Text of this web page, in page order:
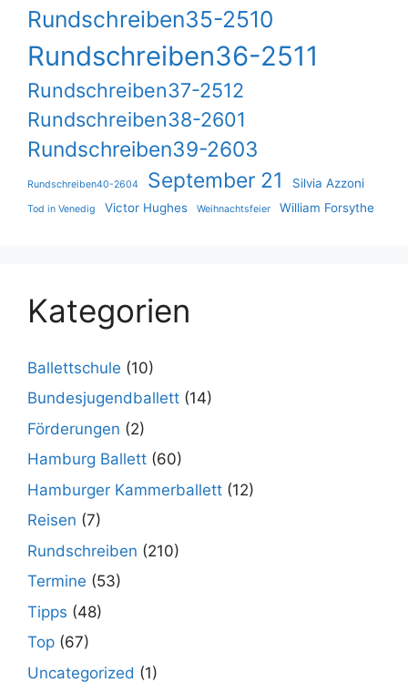
Rundschreiben35-2510
Rundschreiben36-2511
Rundschreiben37-2512
Rundschreiben38-2601
Rundschreiben39-2603
Rundschreiben40-2604 September 21 Silvia Azzoni
Tod in Venedig Victor Hughes Weihnachtsfeier William Forsythe
Kategorien
Ballettschule (10)
Bundesjugendballett (14)
Förderungen (2)
Hamburg Ballett (60)
Hamburger Kammerballett (12)
Reisen (7)
Rundschreiben (210)
Termine (53)
Tipps (48)
Top (67)
Uncategorized (1)